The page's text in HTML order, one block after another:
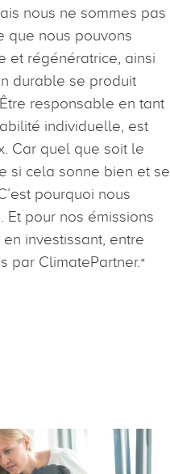
nous ne sommes pas
que nous pouvons
régénératrice, ainsi
durable se produit
responsable en tant
individuelle, est
Car quel que soit le
si cela sonne bien et se
pourquoi nous
pour nos émissions
investissant, entre
par ClimatePartner.“